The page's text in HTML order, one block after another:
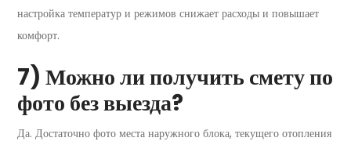
настройка температур и режимов снижает расходы и повышает
комфорт.
7) Можно ли получить смету по
фото без выезда?
Да. Достаточно фото места наружного блока, текущего отопления